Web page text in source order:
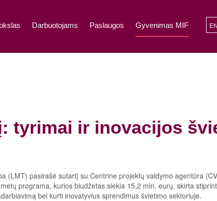
Darbuotojams Paslaugos Gyvenimas MIF EN
tyrimai ir inovacijos
(LMT) pasirašė sutartį su Centrine projektų valdymo agentūra
programa, kurios biudžetas siekia 15,2 mln. eurų, skirta
bei kurti inovatyvius sprendimus švietimo sektoriuje.